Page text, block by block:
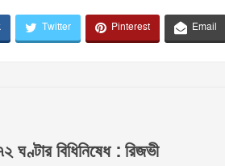
Twitter Pinterest Email
ঘণ্টার বিধিনিষেধ : রিজভী